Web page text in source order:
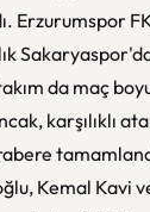
Erzurumspor
da maç
karşılıklı
Kemal Kavi